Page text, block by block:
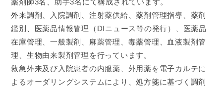
薬剤師3名、助手3名にて構成されています。
外来調剤、入院調剤、注射薬供給、薬剤管理指導、薬剤
鑑別、医薬品情報管理（DIニュース等の発行）、医薬品
在庫管理、一般製剤、麻薬管理、毒薬管理、血液製剤管
理、生物由来製剤管理を行っています。
救急外来及び入院患者の内服薬、外用薬を電子カルテに
よるオーダリングシステムにより、処方箋に基づく調剤